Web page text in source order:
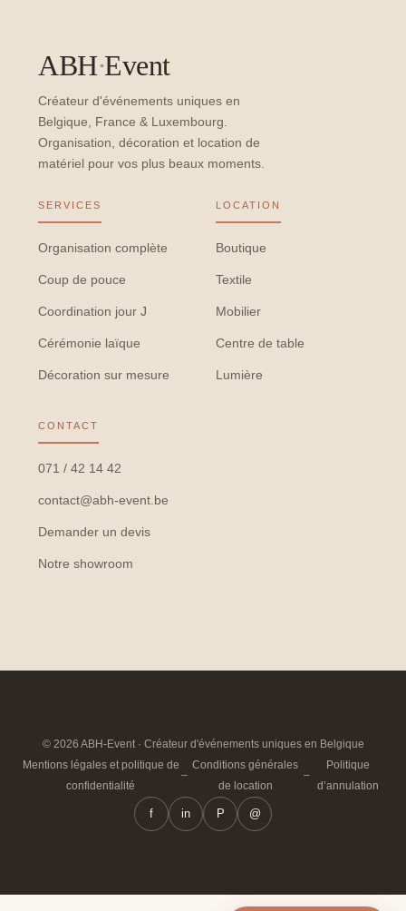
ABH·Event
Créateur d'événements uniques en
Belgique, France & Luxembourg.
Organisation, décoration et location de
matériel pour vos plus beaux moments.
SERVICES
Organisation complète
Coup de pouce
Coordination jour J
Cérémonie laïque
Décoration sur mesure
LOCATION
Boutique
Textile
Mobilier
Centre de table
Lumière
CONTACT
071 / 42 14 42
contact@abh-event.be
Demander un devis
Notre showroom
© 2026 ABH-Event · Créateur d'événements uniques en Belgique
Mentions légales et politique de
confidentialité
–
Conditions générales
de location
–
Politique
d’annulation
f in P @